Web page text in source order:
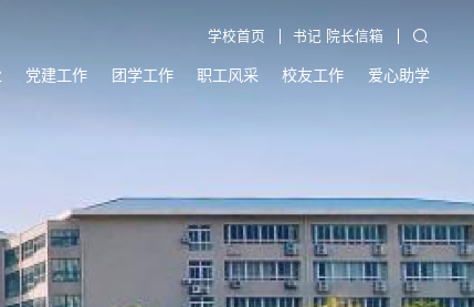
学校首页 书记 院长信箱
党建工作 团学工作 职工风采 校友工作 爱心助学